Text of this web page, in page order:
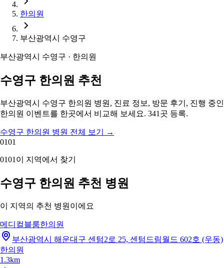
한의원
부산광역시 수영구
부산광역시 수영구 · 한의원
수영구 한의원 추천
부산광역시 수영구 한의원 병원, 진료 정보, 방문 후기, 진행 중인
한의원 이벤트를 한곳에서 비교해 보세요. 341곳 등록.
수영구 한의원 병원 전체 보기
→
0101
0101 이 지역에서 찾기
수영구 한의원 추천 병원
이 지역의 추천 병원이에요
메디컬블룸한의원
부산광역시 해운대구 센텀2로 25, 센텀드림월드 602호 (우동)
한의원
1.3km